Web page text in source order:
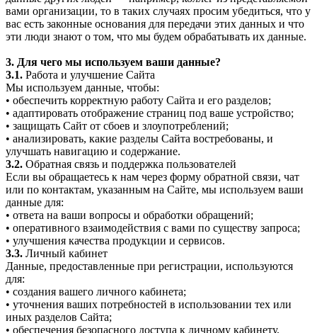
вами организации, то в таких случаях просим убедиться, что у
вас есть законные основания для передачи этих данных и что
эти люди знают о том, что мы будем обрабатывать их данные.
3. Для чего мы используем ваши данные?
3.1. Работа и улучшение Сайта
Мы используем данные, чтобы:
• обеспечить корректную работу Сайта и его разделов;
• адаптировать отображение страниц под ваше устройство;
• защищать Сайт от сбоев и злоупотреблений;
• анализировать, какие разделы Сайта востребованы, и
улучшать навигацию и содержание.
3.2. Обратная связь и поддержка пользователей
Если вы обращаетесь к нам через форму обратной связи, чат
или по контактам, указанным на Сайте, мы используем ваши
данные для:
• ответа на ваши вопросы и обработки обращений;
• оперативного взаимодействия с вами по существу запроса;
• улучшения качества продукции и сервисов.
3.3. Личный кабинет
Данные, предоставленные при регистрации, используются
для:
• создания вашего личного кабинета;
• уточнения ваших потребностей в использовании тех или
иных разделов Сайта;
• обеспечения безопасного доступа к личному кабинету.